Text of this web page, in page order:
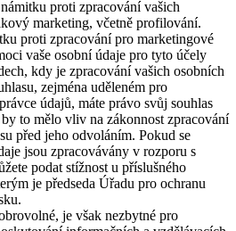
proti zpracování vašich
marketing, včetně profilování.
proti zpracování pro marketingové
vaše osobní údaje pro tyto účely
kdy je zpracování vašich osobních
zejména uděleném pro
údajů, máte právo svůj souhlas
to mělo vliv na zákonnost zpracování
před jeho odvoláním. Pokud se
jsou zpracovávány v rozporu s
podat stížnost u příslušného
je předseda Úřadu pro ochranu
je však nezbytné pro